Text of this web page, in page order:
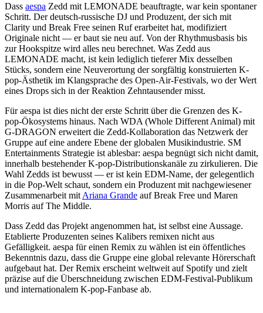
Dass aespa Zedd mit LEMONADE beauftragte, war kein spontaner
Schritt. Der deutsch-russische DJ und Produzent, der sich mit
Clarity und Break Free seinen Ruf erarbeitet hat, modifiziert
Originale nicht — er baut sie neu auf. Von der Rhythmusbasis bis
zur Hookspitze wird alles neu berechnet. Was Zedd aus
LEMONADE macht, ist kein lediglich tieferer Mix desselben
Stücks, sondern eine Neuverortung der sorgfältig konstruierten K-
pop-Ästhetik im Klangsprache des Open-Air-Festivals, wo der Wert
eines Drops sich in der Reaktion Zehntausender misst.
Für aespa ist dies nicht der erste Schritt über die Grenzen des K-
pop-Ökosystems hinaus. Nach WDA (Whole Different Animal) mit
G-DRAGON erweitert die Zedd-Kollaboration das Netzwerk der
Gruppe auf eine andere Ebene der globalen Musikindustrie. SM
Entertainments Strategie ist ablesbar: aespa begnügt sich nicht damit,
innerhalb bestehender K-pop-Distributionskanäle zu zirkulieren. Die
Wahl Zedds ist bewusst — er ist kein EDM-Name, der gelegentlich
in die Pop-Welt schaut, sondern ein Produzent mit nachgewiesener
Zusammenarbeit mit Ariana Grande auf Break Free und Maren
Morris auf The Middle.
Dass Zedd das Projekt angenommen hat, ist selbst eine Aussage.
Etablierte Produzenten seines Kalibers remixen nicht aus
Gefälligkeit. aespa für einen Remix zu wählen ist ein öffentliches
Bekenntnis dazu, dass die Gruppe eine global relevante Hörerschaft
aufgebaut hat. Der Remix erscheint weltweit auf Spotify und zielt
präzise auf die Überschneidung zwischen EDM-Festival-Publikum
und internationalem K-pop-Fanbase ab.